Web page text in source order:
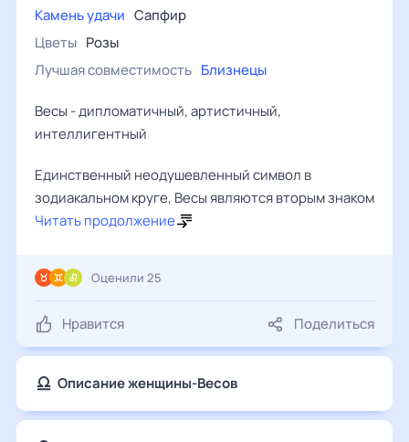
Камень удачи
сапфир
Цветы
розы
Лучшая совместимость
близнецы
Весы - дипломатичный, артистичный,
интеллигентный
Единственный неодушевленный символ в
зодиакальном круге, Весы являются вторым знаком
Читать продолжение
Нравится Поделиться
Оценили 25
Описание женщины-Весов